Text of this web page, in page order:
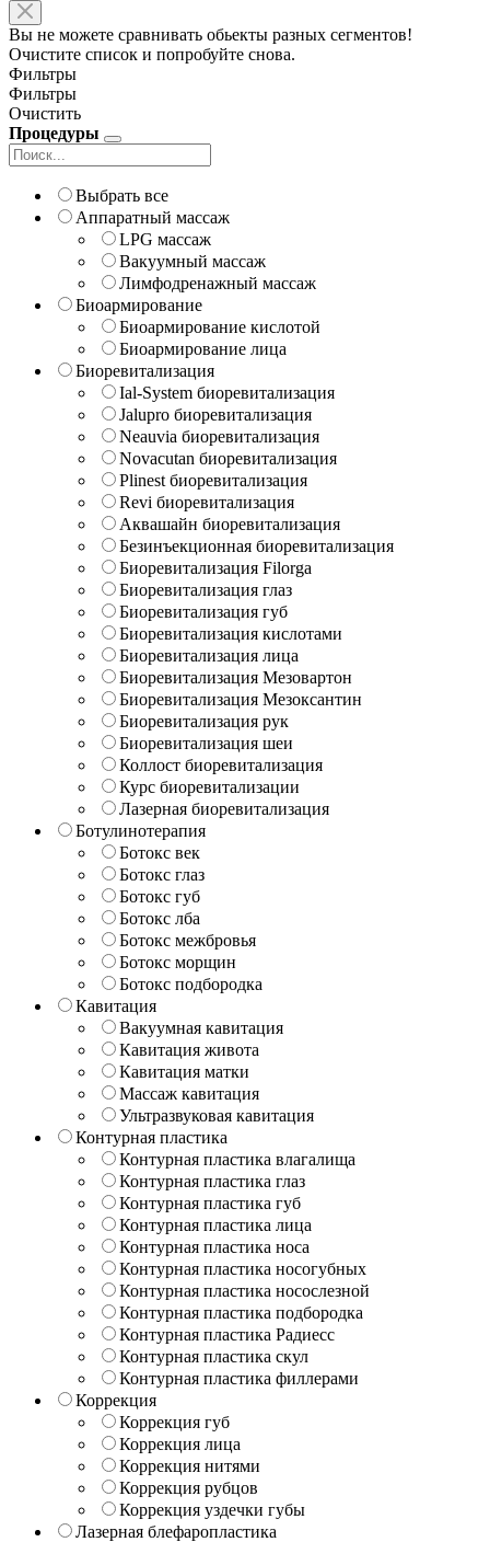
Вы не можете сравнивать обьекты разных сегментов!
Очистите список и попробуйте снова.
Фильтры
Фильтры
Очистить
Процедуры
Выбрать все
Аппаратный массаж
LPG массаж
Вакуумный массаж
Лимфодренажный массаж
Биоармирование
Биоармирование кислотой
Биоармирование лица
Биоревитализация
Ial-System биоревитализация
Jalupro биоревитализация
Neauvia биоревитализация
Novacutan биоревитализация
Plinest биоревитализация
Revi биоревитализация
Аквашайн биоревитализация
Безинъекционная биоревитализация
Биоревитализация Filorga
Биоревитализация глаз
Биоревитализация губ
Биоревитализация кислотами
Биоревитализация лица
Биоревитализация Мезовартон
Биоревитализация Мезоксантин
Биоревитализация рук
Биоревитализация шеи
Коллост биоревитализация
Курс биоревитализации
Лазерная биоревитализация
Ботулинотерапия
Ботокс век
Ботокс глаз
Ботокс губ
Ботокс лба
Ботокс межбровья
Ботокс морщин
Ботокс подбородка
Кавитация
Вакуумная кавитация
Кавитация живота
Кавитация матки
Массаж кавитация
Ультразвуковая кавитация
Контурная пластика
Контурная пластика влагалища
Контурная пластика глаз
Контурная пластика губ
Контурная пластика лица
Контурная пластика носа
Контурная пластика носогубных
Контурная пластика носослезной
Контурная пластика подбородка
Контурная пластика Радиесс
Контурная пластика скул
Контурная пластика филлерами
Коррекция
Коррекция губ
Коррекция лица
Коррекция нитями
Коррекция рубцов
Коррекция уздечки губы
Лазерная блефаропластика